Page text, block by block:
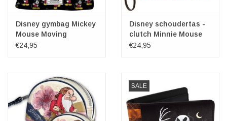
Disney gymbag Mickey
Mouse Moving
€24,95
Disney schoudertas -
clutch Minnie Mouse
Cheerful
€24,95
SALE